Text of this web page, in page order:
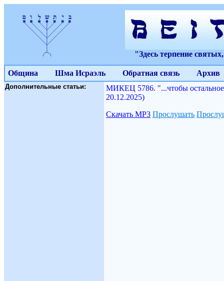
"Здесь терпение
Община Шма Исраэль Обратная связь Архив
Дополнительные статьи:
МИКЕЦ 5786. "...чтобы
20.12.2025)
Скачать МР3 Прослушать